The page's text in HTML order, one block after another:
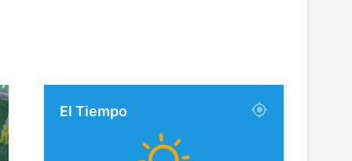
El Tiempo